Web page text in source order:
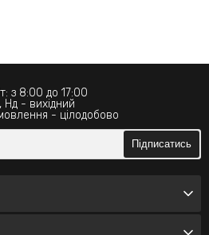
з 8:00 до 17:00
Нд - вихідний
- цілодобово
Підписатись